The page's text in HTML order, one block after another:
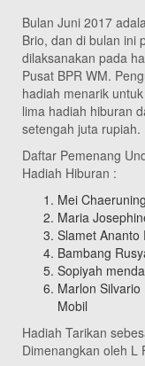
Bulan Juni 2017
Brio, dan di bulan ini
dilaksanakan pada
Pusat BPR WM.
hadiah menarik
lima hadiah hiburan
setengah juta rupiah.
Daftar Pemenang
Hadiah Hiburan :
Mei
Maria
Slamet Ananto
Bambang
Sopiyah
Marlon
Mobil
Hadiah Tarikan
Dimenangkan oleh L